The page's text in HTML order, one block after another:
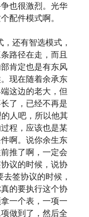
也很激烈。光华
配件模式啊。
还有智选模式，
路径在走，而且
肯定也是有东风
现在随着余承东
这边的老大，但
了，已经不再是
人吧，所以他其
程，应该也是某
啊。说你余生东
推了啊，一定会
议的时候，说协
签协议的时候，
的要执行这个协
一个表，一项一
做到了，然后全